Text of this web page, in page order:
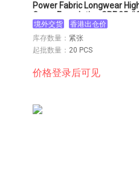
Power Fabric Longwear
Cover Foundation SPF 25
粉底液3号
境外交货
香港出仓价
库存数量： 紧张
起批数量： 20 PCS
价格登录后可见